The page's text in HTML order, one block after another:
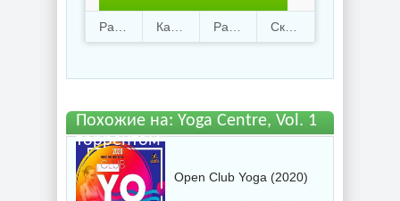
1.torrent файл бесплатно
70 34 140.48 Mb
Похожие на: Yoga Centre, Vol. 1
торрентом
Open Club Yoga (2020)